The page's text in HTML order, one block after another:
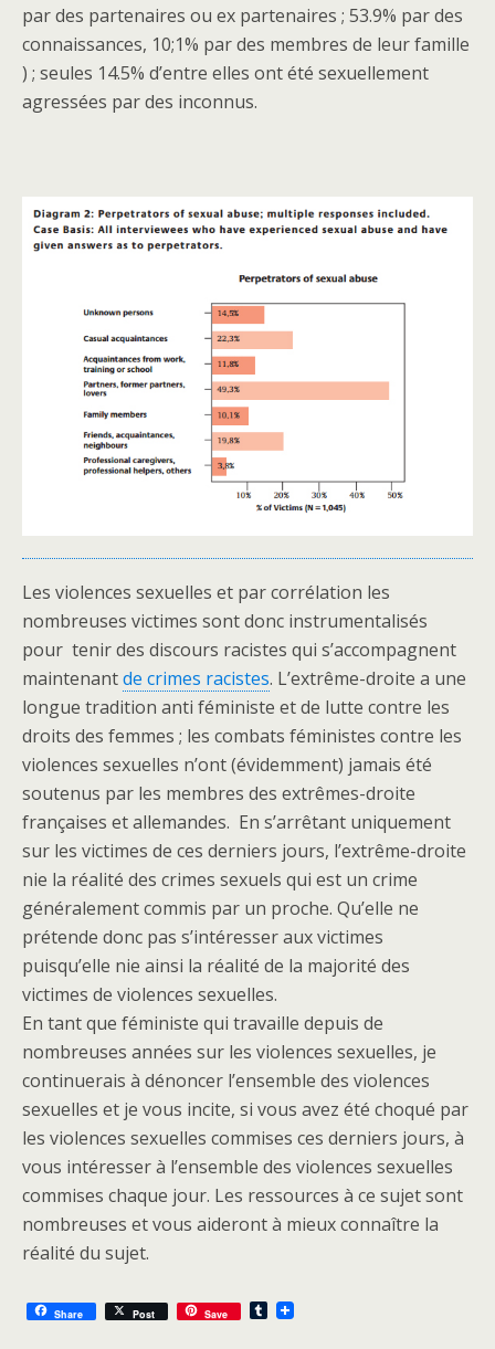
par des partenaires ou ex partenaires ; 53.9% par des
connaissances, 10;1% par des membres de leur famille
) ; seules 14.5% d’entre elles ont été sexuellement
agressées par des inconnus.
Les violences sexuelles et par corrélation les
nombreuses victimes sont donc instrumentalisés
pour tenir des discours racistes qui s’accompagnent
maintenantde crimes racistes. L’extrême-droite a une
longue tradition anti féministe et de lutte contre les
droits des femmes ; les combats féministes contre les
violences sexuelles n’ont (évidemment) jamais été
soutenus par les membres des extrêmes-droite
françaises et allemandes. En s’arrêtant uniquement
sur les victimes de ces derniers jours, l’extrême-droite
nie la réalité des crimes sexuels qui est un crime
généralement commis par un proche. Qu’elle ne
prétende donc pas s’intéresser aux victimes
puisqu’elle nie ainsi la réalité de la majorité des
victimes de violences sexuelles.
En tant que féministe qui travaille depuis de
nombreuses années sur les violences sexuelles, je
continuerais à dénoncer l’ensemble des violences
sexuelles et je vous incite, si vous avez été choqué par
les violences sexuelles commises ces derniers jours, à
vous intéresser à l’ensemble des violences sexuelles
commises chaque jour. Les ressources à ce sujet sont
nombreuses et vous aideront à mieux connaître la
réalité du sujet.
Share Post Save T
u